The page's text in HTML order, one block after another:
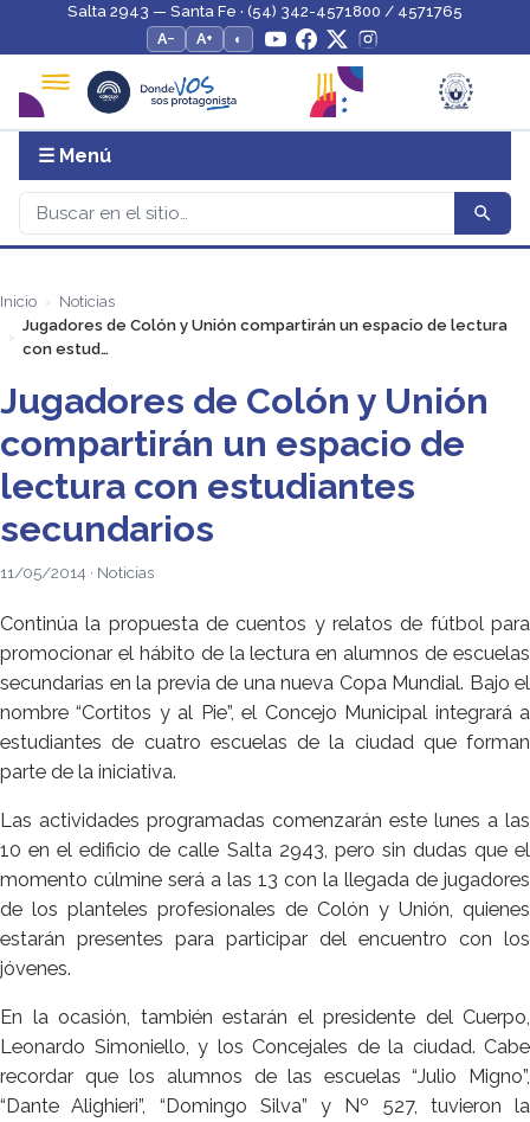
Salta 2943 — Santa Fe · (54) 342-4571800 / 4571765
A−
A+ ◐
☰ Menú
Inicio
Noticias
Jugadores de Colón y Unión compartirán un espacio de lectura
con estud…
Jugadores de Colón y Unión
compartirán un espacio de
lectura con estudiantes
secundarios
11/05/2014 · Noticias
Continúa la propuesta de cuentos y relatos de fútbol para
promocionar el hábito de la lectura en alumnos de escuelas
secundarias en la previa de una nueva Copa Mundial. Bajo el
nombre “Cortitos y al Pie”, el Concejo Municipal integrará a
estudiantes de cuatro escuelas de la ciudad que forman
parte de la iniciativa.
Las actividades programadas comenzarán este lunes a las
10 en el edificio de calle Salta 2943, pero sin dudas que el
momento cúlmine será a las 13 con la llegada de jugadores
de los planteles profesionales de Colón y Unión, quienes
estarán presentes para participar del encuentro con los
jóvenes.
En la ocasión, también estarán el presidente del Cuerpo,
Leonardo Simoniello, y los Concejales de la ciudad. Cabe
recordar que los alumnos de las escuelas “Julio Migno”,
“Dante Alighieri”, “Domingo Silva” y Nº 527, tuvieron la